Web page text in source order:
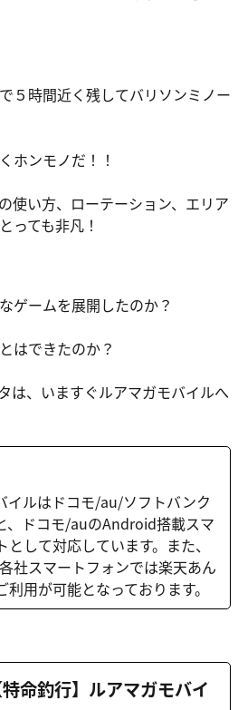
５時間近く残してバリソンミノー
ホンモノだ！！
使い方、ローテーション、エリア
っても非凡！
ゲームを展開したのか？
はできたのか？
は、いますぐルアマガモバイルへ
イルはドコモ/au/ソフトバンク
、ドコモ/auのAndroid搭載スマ
して対応しています。また、
社スマートフォンでは楽天あん
用が可能となっております。
特命釣行】ルアマガモバイ